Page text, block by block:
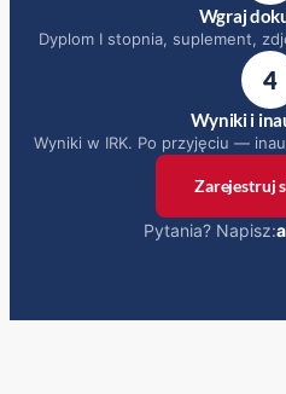
Wgraj
Dyplom I stopnia, suplement,
4
Wyniki i
Wyniki w IRK. Po przyjęciu —
Zarejestruj
Pytania? Napisz: